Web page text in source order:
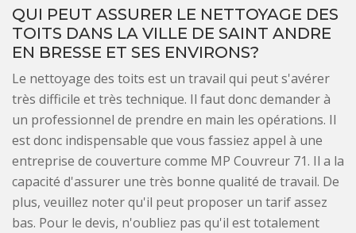
QUI PEUT ASSURER LE NETTOYAGE DES
TOITS DANS LA VILLE DE SAINT ANDRE
EN BRESSE ET SES ENVIRONS?
Le nettoyage des toits est un travail qui peut s'avérer
très difficile et très technique. Il faut donc demander à
un professionnel de prendre en main les opérations. Il
est donc indispensable que vous fassiez appel à une
entreprise de couverture comme MP Couvreur 71. Il a la
capacité d'assurer une très bonne qualité de travail. De
plus, veuillez noter qu'il peut proposer un tarif assez
bas. Pour le devis, n'oubliez pas qu'il est totalement